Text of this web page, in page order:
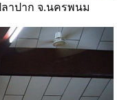
าปาก จ.นครพนม